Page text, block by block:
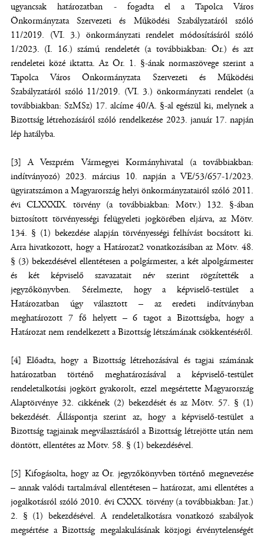
ugyancsak határozatban - fogadta el a Tapolca Város
Önkormányzata Szervezeti és Működési Szabályzatáról szóló
11/2019. (VI. 3.) önkormányzati rendelet módosításáról szóló
1/2023. (I. 16.) számú rendeletét (a továbbiakban: Ör.) és azt
rendeletei közé iktatta. Az Ör. 1. §-ának normaszövege szerint a
Tapolca Város Önkormányzata Szervezeti és Működési
Szabályzatáról szóló 11/2019. (VI. 3.) önkormányzati rendelet (a
továbbiakban: SzMSz) 17. alcíme 40/A. §-al egészül ki, melynek a
Bizottság létrehozásáról szóló rendelkezése 2023. január 17. napján
lép hatályba.
[3] A Veszprém Vármegyei Kormányhivatal (a továbbiakban:
indítványozó) 2023. március 10. napján a VE/53/657-1/2023.
ügyiratszámon a Magyarország helyi önkormányzatairól szóló 2011.
évi CLXXXIX. törvény (a továbbiakban: Mötv.) 132. §-ában
biztosított törvényességi felügyeleti jogkörében eljárva, az Mötv.
134. § (1) bekezdése alapján törvényességi felhívást bocsátott ki.
Arra hivatkozott, hogy a Határozat2 vonatkozásában az Mötv. 48.
§ (3) bekezdésével ellentétesen a polgármester, a két alpolgármester
és két képviselő szavazatait név szerint rögzítették a
jegyzőkönyvben. Sérelmezte, hogy a képviselő-testület a
Határozatban úgy választott – az eredeti indítványban
meghatározott 7 fő helyett – 6 tagot a Bizottságba, hogy a
Határozat nem rendelkezett a Bizottság létszámának csökkentéséről.
[4] Előadta, hogy a Bizottság létrehozásával és tagjai számának
határozatban történő meghatározásával a képviselő-testület
rendeletalkotási jogkört gyakorolt, ezzel megsértette Magyarország
Alaptörvénye 32. cikkének (2) bekezdését és az Mötv. 57. § (1)
bekezdését. Álláspontja szerint az, hogy a képviselő-testület a
Bizottság tagjainak megválasztásáról a Bizottság létrejötte után nem
döntött, ellentétes az Mötv. 58. § (1) bekezdésével.
[5] Kifogásolta, hogy az Ör. jegyzőkönyvben történő megnevezése
– annak valódi tartalmával ellentétesen – határozat, ami ellentétes a
jogalkotásról szóló 2010. évi CXXX. törvény (a továbbiakban: Jat.)
2. § (1) bekezdésével. A rendeletalkotásra vonatkozó szabályok
megsértése a Bizottság megalakulásának közjogi érvénytelenségét